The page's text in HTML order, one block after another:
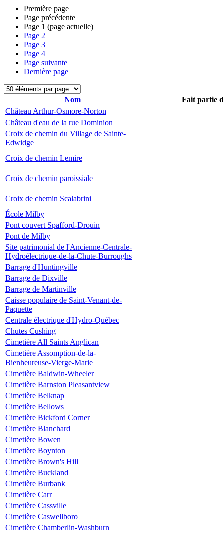
Première page
Page précédente
Page 1 (page actuelle)
Page 2
Page 3
Page 4
Page suivante
Dernière page
Nom
Fait partie
Château Arthur-Osmore-Norton
Château d'eau de la rue Dominion
Croix de chemin du Village de Sainte-
Edwidge
Croix de chemin Lemire
Croix de chemin paroissiale
Croix de chemin Scalabrini
École Milby
Pont couvert Spafford-Drouin
Pont de Milby
Site patrimonial de l'Ancienne-Centrale-
Hydroélectrique-de-la-Chute-Burroughs
Barrage d'Huntingville
Barrage de Dixville
Barrage de Martinville
Caisse populaire de Saint-Venant-de-
Paquette
Centrale électrique d'Hydro-Québec
Chutes Cushing
Cimetière All Saints Anglican
Cimetière Assomption-de-la-
Bienheureuse-Vierge-Marie
Cimetière Baldwin-Wheeler
Cimetière Barnston Pleasantview
Cimetière Belknap
Cimetière Bellows
Cimetière Bickford Corner
Cimetière Blanchard
Cimetière Bowen
Cimetière Boynton
Cimetière Brown's Hill
Cimetière Buckland
Cimetière Burbank
Cimetière Carr
Cimetière Cassville
Cimetière Caswellboro
Cimetière Chamberlin-Washburn